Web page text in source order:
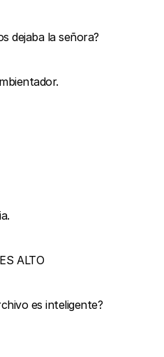
dejaba la señora?
ALTO
es inteligente?